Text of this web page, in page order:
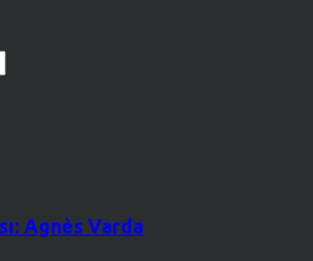
Agnès Varda